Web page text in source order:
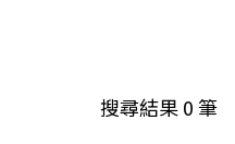
搜尋結果0筆